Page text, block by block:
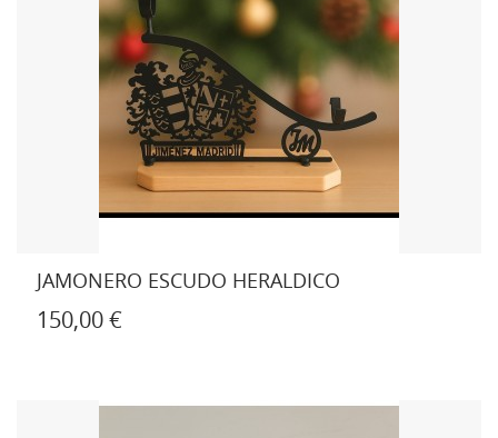
JAMONERO ESCUDO HERALDICO
150,00 €